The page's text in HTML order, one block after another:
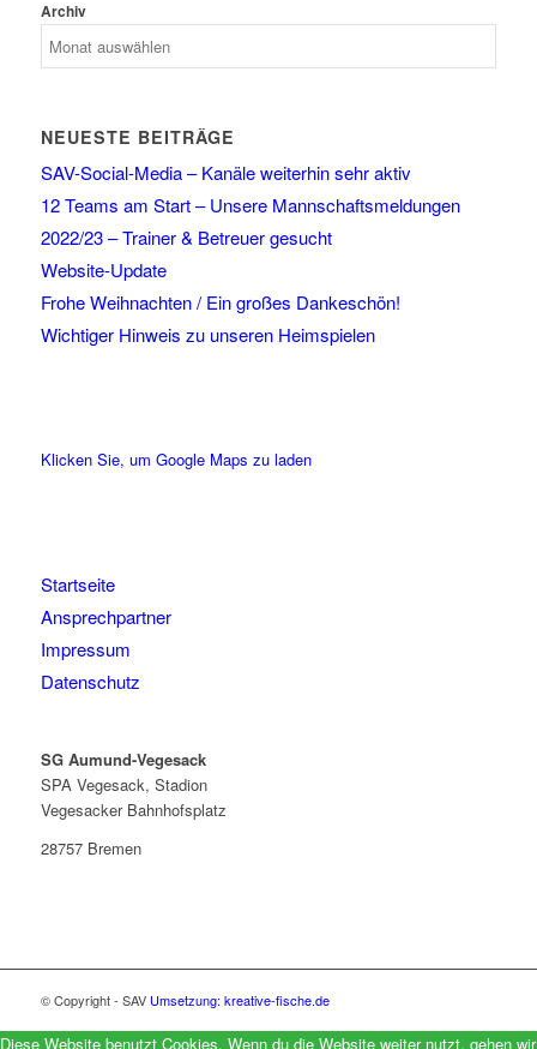
Archiv
NEUESTE BEITRÄGE
SAV-Social-Media – Kanäle weiterhin sehr aktiv
12 Teams am Start – Unsere Mannschaftsmeldungen
2022/23 – Trainer & Betreuer gesucht
Website-Update
Frohe Weihnachten / Ein großes Dankeschön!
Wichtiger Hinweis zu unseren Heimspielen
Klicken Sie, um Google Maps zu laden
Startseite
Ansprechpartner
Impressum
Datenschutz
SG Aumund-Vegesack
SPA Vegesack, Stadion
Vegesacker Bahnhofsplatz
28757 Bremen
© Copyright - SAV Umsetzung: kreative-fische.de
Diese Website benutzt Cookies. Wenn du die Website weiter nutzt, gehen wir